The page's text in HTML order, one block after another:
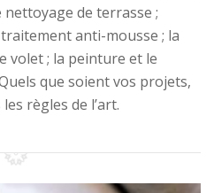
nettoyage de terrasse ;
anti-mousse ; la
volet ; la peinture et le
que soient vos projets,
règles de l’art.